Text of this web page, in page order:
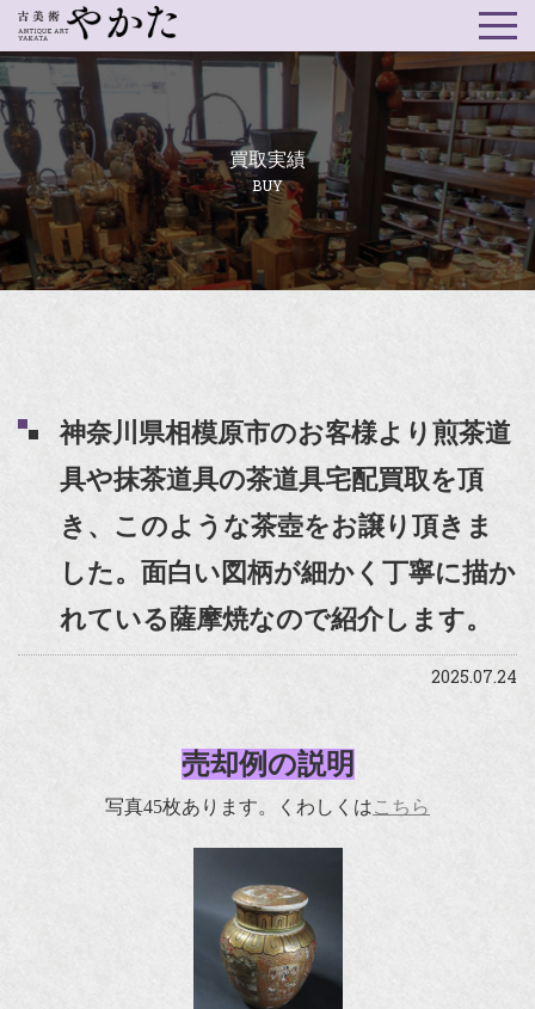
買取実績
BUY
神奈川県相模原市のお客様より煎茶道
具や抹茶道具の茶道具宅配買取を頂
き、このような茶壺をお譲り頂きま
した。面白い図柄が細かく丁寧に描か
れている薩摩焼なので紹介します。
2025.07.24
売却例の説明
写真45枚あります。くわしくはこちら